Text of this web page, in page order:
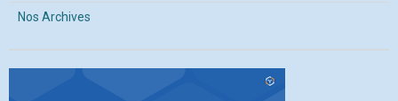
Nos Archives